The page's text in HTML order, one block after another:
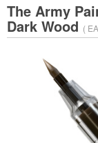
The Army
Dark Wood (